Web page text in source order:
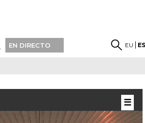
EN DIRECTO EU
☰